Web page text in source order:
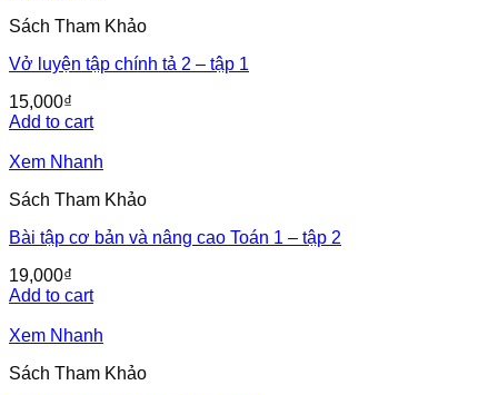
Sách Tham Khảo
Vở luyện tập chính tả 2 – tập 1
15,000₫
Add to cart
Xem Nhanh
Sách Tham Khảo
Bài tập cơ bản và nâng cao Toán 1 – tập 2
19,000₫
Add to cart
Xem Nhanh
Sách Tham Khảo